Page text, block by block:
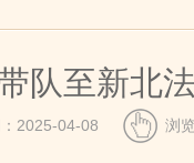
队至新北
2025-04-08 浏